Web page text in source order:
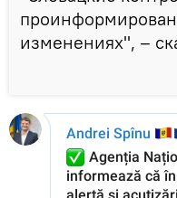
изменениях", –